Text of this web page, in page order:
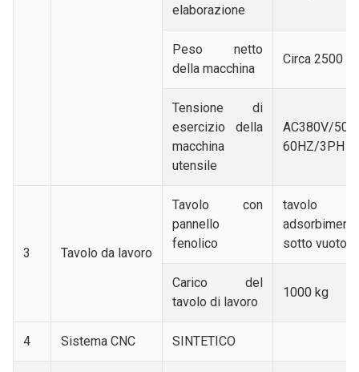
elaborazione
Peso netto
della macchina
Circa 2500 kg
Tensione di
esercizio della
macchina
utensile
AC380V/50-
60HZ/3PH
3 Tavolo da lavoro
Tavolo con
pannello
fenolico
tavolo
sotto vuoto
Carico del
tavolo di lavoro
1000 kg
4 Sistema CNC SINTETICO